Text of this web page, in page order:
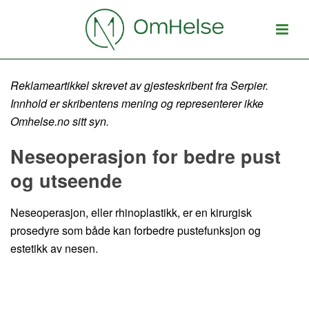
Reklameartikkel skrevet av gjesteskribent fra Serpier.
Innhold er skribentens mening og representerer ikke
Omhelse.no sitt syn.
Neseoperasjon for bedre pust
og utseende
Neseoperasjon, eller rhinoplastikk, er en kirurgisk
prosedyre som både kan forbedre pustefunksjon og
estetikk av nesen.